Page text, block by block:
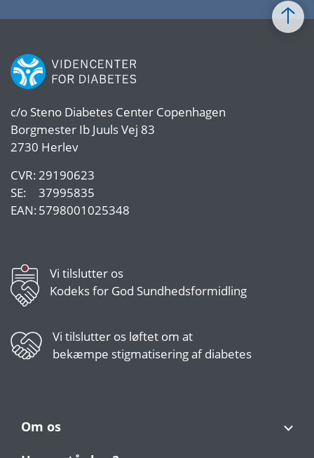
c/o Steno Diabetes Center Copenhagen
Borgmester Ib Juuls Vej 83
2730 Herlev
CVR:29190623
SE:
37995835
EAN:5798001025348
Vi tilslutter os
Kodeks for God Sundhedsformidling
Vi tilslutter os løftet om at
bekæmpe stigmatisering af diabetes
Om os